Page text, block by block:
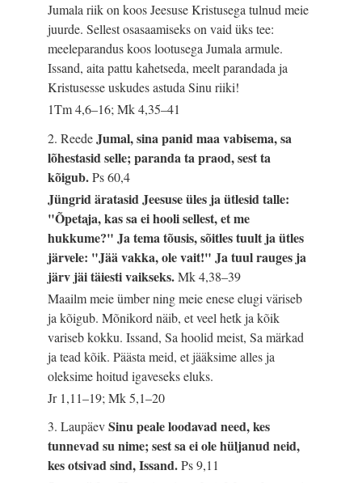
Jumala riik on koos Jeesuse Kristusega tulnud meie
juurde. Sellest osasaamiseks on vaid üks tee:
meeleparandus koos lootusega Jumala armule.
Issand, aita pattu kahetseda, meelt parandada ja
Kristusesse uskudes astuda Sinu riiki!
1Tm 4,6–16; Mk 4,35–41
2. ReedeJumal, sina panid maa vabisema, sa
lõhestasid selle; paranda ta praod, sest ta
kõigub.Ps 60,4
Jüngrid äratasid Jeesuse üles ja ütlesid talle:
"Õpetaja, kas sa ei hooli sellest, et me
hukkume?" Ja tema tõusis, sõitles tuult ja ütles
järvele: "Jää vakka, ole vait!" Ja tuul rauges ja
järv jäi täiesti vaikseks.Mk 4,38–39
Maailm meie ümber ning meie enese elugi väriseb
ja kõigub. Mõnikord näib, et veel hetk ja kõik
variseb kokku. Issand, Sa hoolid meist, Sa märkad
ja tead kõik. Päästa meid, et jääksime alles ja
oleksime hoitud igaveseks eluks.
Jr 1,11–19; Mk 5,1–20
3. LaupäevSinu peale loodavad need, kes
tunnevad su nime; sest sa ei ole hüljanud neid,
kes otsivad sind, Issand.Ps 9,11